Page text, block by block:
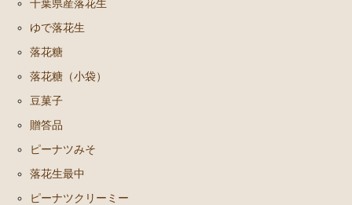
千葉県産落花生
ゆで落花生
落花糖
落花糖（小袋）
豆菓子
贈答品
ピーナツみそ
落花生最中
ピーナツクリーミー